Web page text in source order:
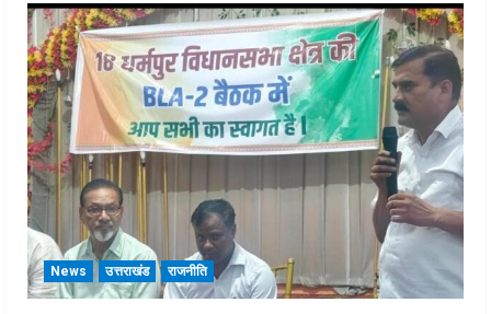
News उत्तराखंड राजनीति